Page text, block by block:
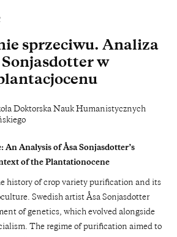
sprzeciwu. Analiza
w
Doktorska Nauk Humanistycznych
An Analysis of Åsa Sonjasdotter’s
of the Plantationocene
history of crop variety purification and its
Swedish artist Åsa Sonjasdotter
of genetics, which evolved alongside
The regime of purification aimed to